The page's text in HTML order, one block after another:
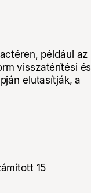
például az
visszatérítési és
elutasítják, a
15